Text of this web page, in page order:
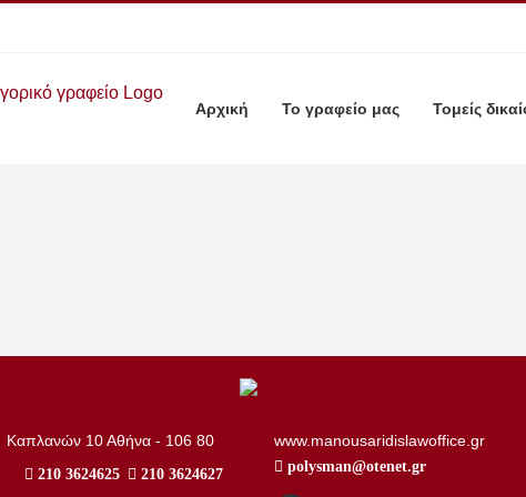
Αρχική Το γραφείο μας Τομείς
Καπλανών 10 Αθήνα - 106 80..
210 3624627
210 3624625
www.manousaridislawoffice.gr
polysman@otenet.gr